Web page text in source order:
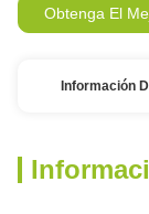
Obtenga El
Información